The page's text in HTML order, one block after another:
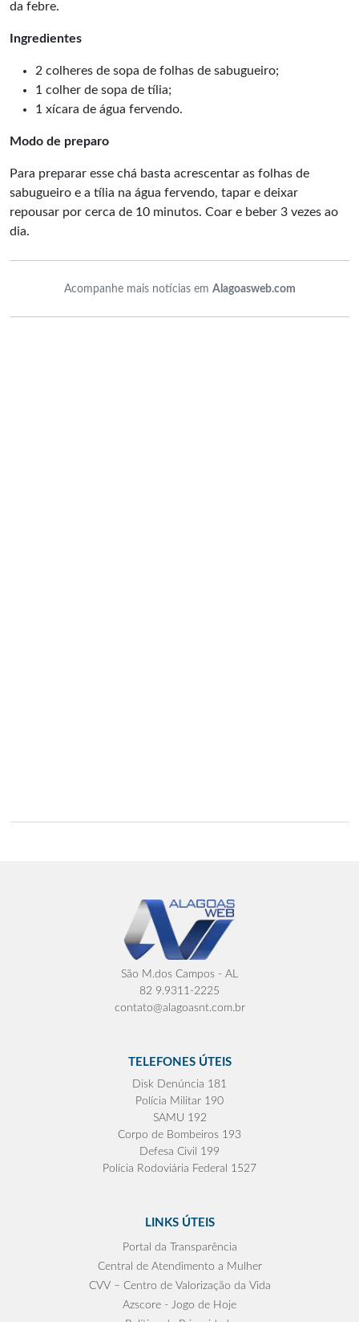
da febre.
Ingredientes
2 colheres de sopa de folhas de sabugueiro;
1 colher de sopa de tília;
1 xícara de água fervendo.
Modo de preparo
Para preparar esse chá basta acrescentar as folhas de
sabugueiro e a tília na água fervendo, tapar e deixar
repousar por cerca de 10 minutos. Coar e beber 3 vezes ao
dia.
Acompanhe mais notícias em Alagoasweb.com
São M.dos Campos - AL
82 9.9311-2225
contato@alagoasnt.com.br
TELEFONES ÚTEIS
Disk Denúncia 181
Polícia Militar 190
SAMU 192
Corpo de Bombeiros 193
Defesa Civil 199
Polícia Rodoviária Federal 1527
LINKS ÚTEIS
Portal da Transparência
Central de Atendimento a Mulher
CVV – Centro de Valorização da Vida
Azscore - Jogo de Hoje